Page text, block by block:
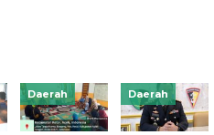
Daerah Daerah